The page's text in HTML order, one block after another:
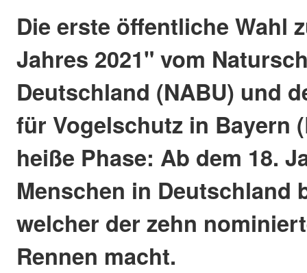
Die erste öffentliche Wahl
Jahres 2021" vom
Deutschland (NABU) und
für Vogelschutz in Bayern
heiße Phase: Ab dem 18.
Menschen in Deutschland
welcher der zehn
Rennen macht.